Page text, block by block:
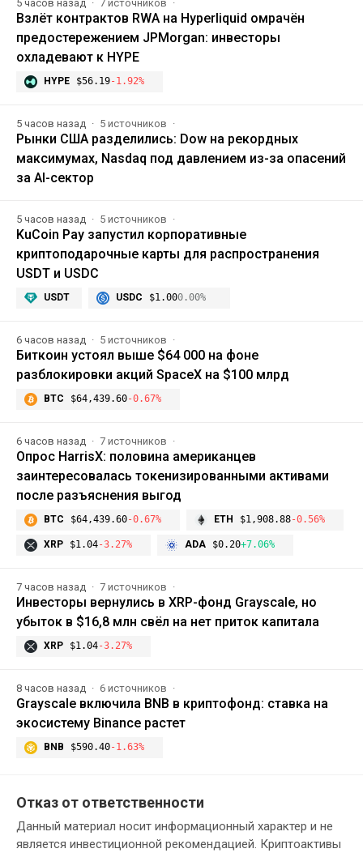
5 часов назад 7 источников
Взлёт контрактов RWA на Hyperliquid омрачён
предостережением JPMorgan: инвесторы
охладевают к HYPE
HYPE $56.19-1.92%
5 часов назад 5 источников
Рынки США разделились: Dow на рекордных
максимумах, Nasdaq под давлением из-за опасений
за AI-сектор
5 часов назад 5 источников
KuCoin Pay запустил корпоративные
криптоподарочные карты для распространения
USDT и USDC
USDT USDC $1.000.00%
6 часов назад 5 источников
Биткоин устоял выше $64 000 на фоне
разблокировки акций SpaceX на $100 млрд
BTC $64,439.60-0.67%
6 часов назад 7 источников
Опрос HarrisX: половина американцев
заинтересовалась токенизированными активами
после разъяснения выгод
BTC $64,439.60-0.67% ETH $1,908.88-0.56%
XRP $1.04-3.27% ADA $0.20+7.06%
7 часов назад 7 источников
Инвесторы вернулись в XRP-фонд Grayscale, но
убыток в $16,8 млн свёл на нет приток капитала
XRP $1.04-3.27%
8 часов назад 6 источников
Grayscale включила BNB в криптофонд: ставка на
экосистему Binance растет
BNB $590.40-1.63%
Отказ от ответственности
Данный материал носит информационный характер и не
является инвестиционной рекомендацией. Криптоактивы